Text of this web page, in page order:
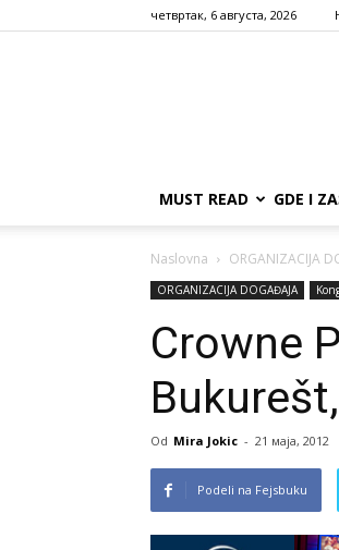
четвртак, 6 августа, 2026
MUST READ GDE I
Naslovna ORGANIZACIJA
ORGANIZACIJA DOGAĐAJA
Crowne
Od Mira Jokic - 21 маја, 2012
Podeli na Fejsbuku